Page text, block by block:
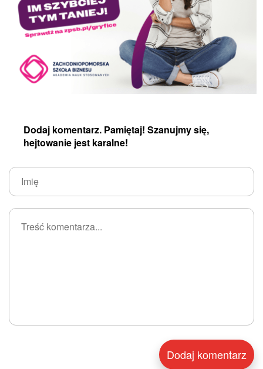
Dodaj komentarz. Pamiętaj! Szanujmy się,
hejtowanie jest karalne!